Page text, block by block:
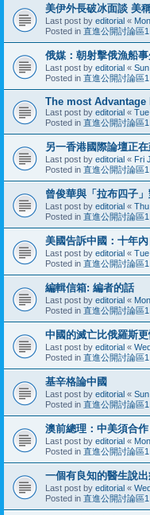
美伊外長破冰面談 美
Last post by editorial «
Posted in 直進公開討論區1
俄媒：朝射擊俄漁船
Last post by editorial «
Posted in 直進公開討論區1
The most
Last post by editorial «
Posted in 直進公開討論區1
另一香港國際論壇正
Last post by editorial « Fri
Posted in 直進公開討論區1
曾俊華與「拉布四子
Last post by editorial «
Posted in 直進公開討論區1
美國告訴中國：十年
Last post by editorial «
Posted in 直進公開討論區1
編輯信箱: 編者的話
Last post by editorial «
Posted in 直進公開討論區1
中國的滅亡比俄羅斯更
Last post by editorial «
Posted in 直進公開討論區1
基辛格論中國
Last post by editorial «
Posted in 直進公開討論區1
澳前總理：中美須合作
Last post by editorial «
Posted in 直進公開討論區1
一個有良知的醫生說
Last post by editorial «
Posted in 直進公開討論區1